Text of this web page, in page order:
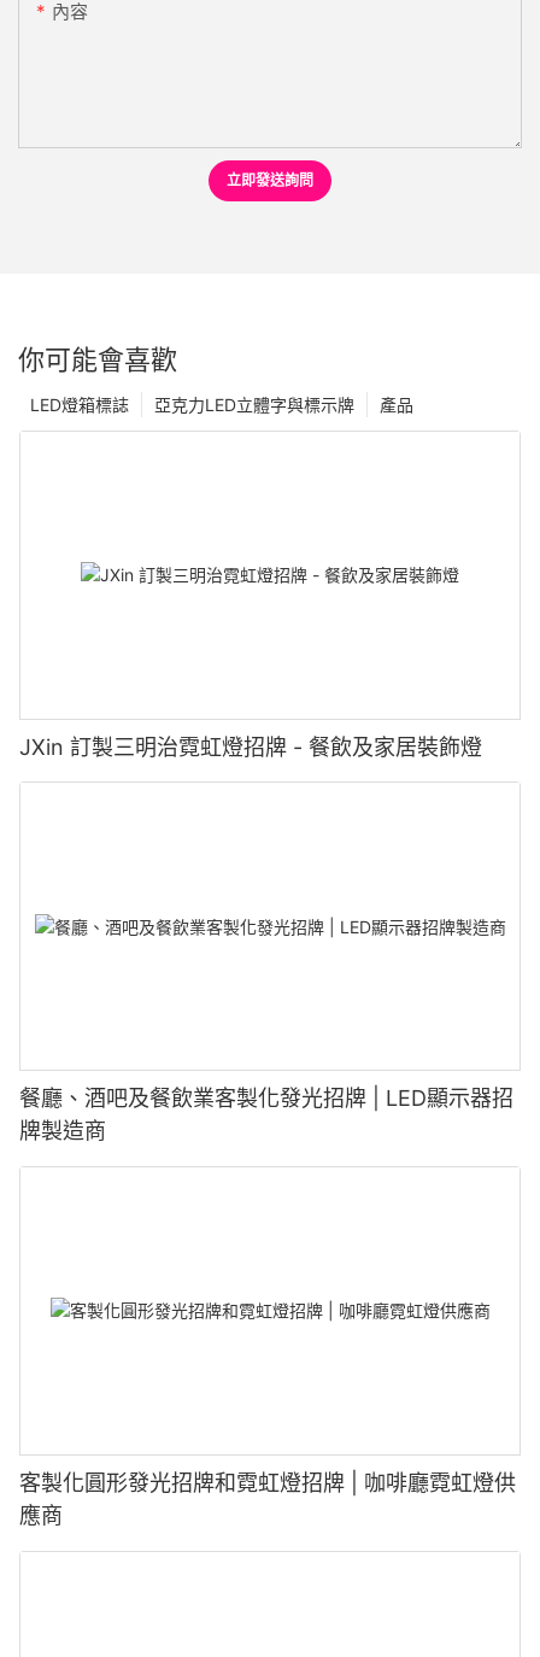
內容
立即發送詢問
你可能會喜歡
產品
亞克力LED立體字與標示牌
LED燈箱標誌
JXin 訂製三明治霓虹燈招牌 - 餐飲及家居裝飾燈
餐廳、酒吧及餐飲業客製化發光招牌 | LED顯示器招
牌製造商
客製化圓形發光招牌和霓虹燈招牌 | 咖啡廳霓虹燈供
應商